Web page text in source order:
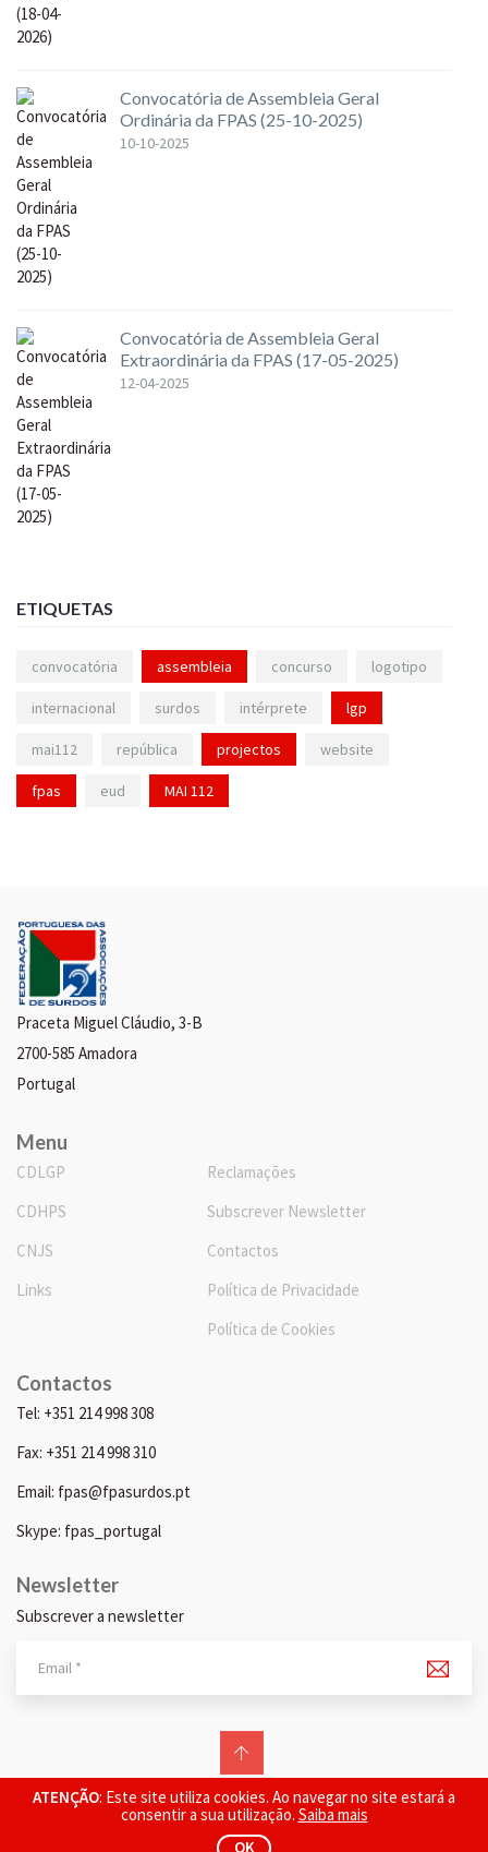
ATENÇÃO: Este site utiliza cookies. Ao navegar no site estará a
consentir a sua utilização. Saiba mais
OK
Convocatória de Assembleia Geral
Ordinária da FPAS (25-10-2025)
10-10-2025
Convocatória de Assembleia Geral
Extraordinária da FPAS (17-05-2025)
12-04-2025
ETIQUETAS
convocatória assembleia concurso logotipo
internacional surdos intérprete lgp
mai112 república projectos website
fpas eud MAI 112
Praceta Miguel Cláudio, 3-B
2700-585 Amadora
Portugal
Menu
CDLGP
CDHPS
CNJS
Links
Reclamações
Subscrever Newsletter
Contactos
Política de Privacidade
Política de Cookies
Contactos
Tel: +351 214 998 308
Fax: +351 214 998 310
Email: fpas@fpasurdos.pt
Skype: fpas_portugal
Newsletter
Subscrever a newsletter
© 2026 FPAS. Todos os direitos reservados.